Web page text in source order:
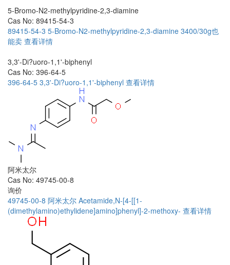
5-Bromo-N2-methylpyridine-2,3-diamine
Cas No: 89415-54-3
89415-54-3 5-Bromo-N2-methylpyridine-2,3-diamine 3400/30g也
能卖 查看详情
3,3'-Di?uoro-1,1'-biphenyl
Cas No: 396-64-5
396-64-5 3,3'-Di?uoro-1,1'-biphenyl 查看详情
阿米太尔
Cas No: 49745-00-8
询价
49745-00-8 阿米太尔 Acetamide,N-[4-[[1-
(dimethylamino)ethylidene]amino]phenyl]-2-methoxy- 查看详情